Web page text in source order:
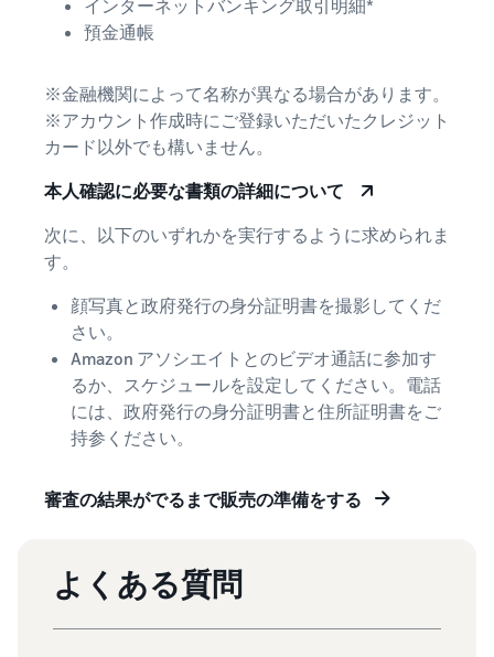
インターネットバンキング取引明細*
預金通帳
※金融機関によって名称が異なる場合があります。
※アカウント作成時にご登録いただいたクレジット
カード以外でも構いません。
本人確認に必要な書類の詳細について
次に、以下のいずれかを実行するように求められま
す。
顔写真と政府発行の身分証明書を撮影してくだ
さい。
Amazon アソシエイトとのビデオ通話に参加す
るか、スケジュールを設定してください。電話
には、政府発行の身分証明書と住所証明書をご
持参ください。
審査の結果がでるまで販売の準備をする
よくある質問